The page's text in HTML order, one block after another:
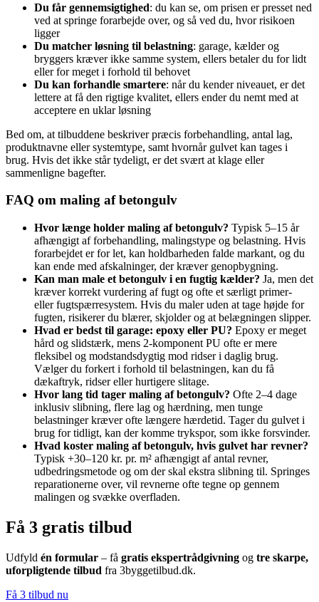
Du får gennemsigtighed: du kan se, om prisen er presset ned
ved at springe forarbejde over, og så ved du, hvor risikoen
ligger
Du matcher løsning til belastning: garage, kælder og
bryggers kræver ikke samme system, ellers betaler du for lidt
eller for meget i forhold til behovet
Du kan forhandle smartere: når du kender niveauet, er det
lettere at få den rigtige kvalitet, ellers ender du nemt med at
acceptere en uklar løsning
Bed om, at tilbuddene beskriver præcis forbehandling, antal lag,
produktnavne eller systemtype, samt hvornår gulvet kan tages i
brug. Hvis det ikke står tydeligt, er det svært at klage eller
sammenligne bagefter.
FAQ om maling af betongulv
Hvor længe holder maling af betongulv? Typisk 5–15 år
afhængigt af forbehandling, malingstype og belastning. Hvis
forarbejdet er for let, kan holdbarheden falde markant, og du
kan ende med afskalninger, der kræver genopbygning.
Kan man male et betongulv i en fugtig kælder? Ja, men det
kræver korrekt vurdering af fugt og ofte et særligt primer-
eller fugtspærresystem. Hvis du maler uden at tage højde for
fugten, risikerer du blærer, skjolder og at belægningen slipper.
Hvad er bedst til garage: epoxy eller PU? Epoxy er meget
hård og slidstærk, mens 2-komponent PU ofte er mere
fleksibel og modstandsdygtig mod ridser i daglig brug.
Vælger du forkert i forhold til belastningen, kan du få
dækaftryk, ridser eller hurtigere slitage.
Hvor lang tid tager maling af betongulv? Ofte 2–4 dage
inklusiv slibning, flere lag og hærdning, men tunge
belastninger kræver ofte længere hærdetid. Tager du gulvet i
brug for tidligt, kan der komme trykspor, som ikke forsvinder.
Hvad koster maling af betongulv, hvis gulvet har revner?
Typisk +30–120 kr. pr. m² afhængigt af antal revner,
udbedringsmetode og om der skal ekstra slibning til. Springes
reparationerne over, vil revnerne ofte tegne op gennem
malingen og svække overfladen.
Få 3 gratis tilbud
Udfyld én formular – få gratis ekspertrådgivning og tre skarpe,
uforpligtende tilbud fra 3byggetilbud.dk.
Få 3 tilbud nu